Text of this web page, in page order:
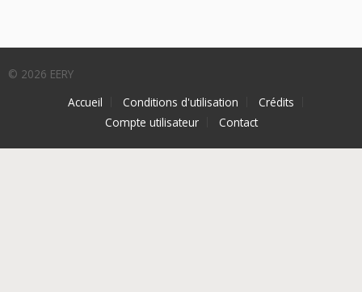
© 2026 EERY
Accueil
Conditions d'utilisation
Crédits
Compte utilisateur
Contact